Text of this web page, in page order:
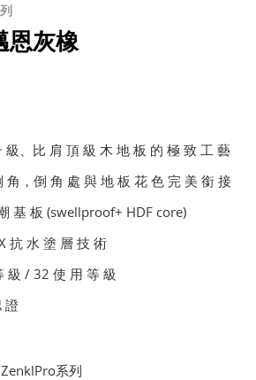
恩灰橡
級、比 肩 頂 級 木 地 板 的 極 致 工 藝
角，倒 角 處 與 地 板 花 色 完 美 銜 接
基 板 (swellproof+ HDF core)
抗 水 塗 層 技 術
級 / 32 使 用 等 級
證
系列